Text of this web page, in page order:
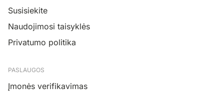
Susisiekite
Naudojimosi taisyklės
Privatumo politika
PASLAUGOS
Įmonės verifikavimas